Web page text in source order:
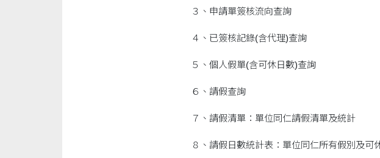
３、申請單簽核流向查詢
４、已簽核記錄(含代理)查詢
５、個人假單(含可休日數)查詢
６、請假查詢
７、請假清單：單位同仁請假清單及統計
８、請假日數統計表：單位同仁所有假別及可